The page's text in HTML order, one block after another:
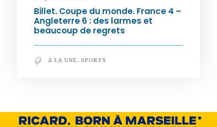
Billet. Coupe du monde. France 4 –
Angleterre 6 : des larmes et
beaucoup de regrets
A LA UNE, SPORTS